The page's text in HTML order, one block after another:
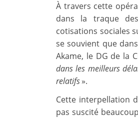
À travers cette
dans la traque
cotisations sociales
se souvient que
Akame, le DG de la
dans les meilleurs
relatifs».
Cette interpellation
pas suscité